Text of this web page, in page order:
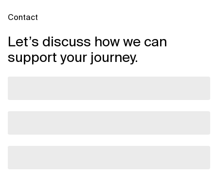
Contact
Let’s discuss how we can
support your journey.